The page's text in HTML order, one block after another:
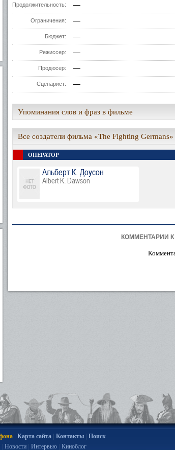
Продолжительность: —
Ограничения: —
Бюджет: —
Режиссер: —
Продюсер: —
Сценарист: —
Упоминания слов и фраз в фильме
Все создатели фильма «The Fighting Germans»
ОПЕРАТОР
Альберт К. Доусон
Albert K. Dawson
КОММЕНТАРИИ
| Карта сайта| Контакты| Поиск
| Новости| Интервью| Киноблог